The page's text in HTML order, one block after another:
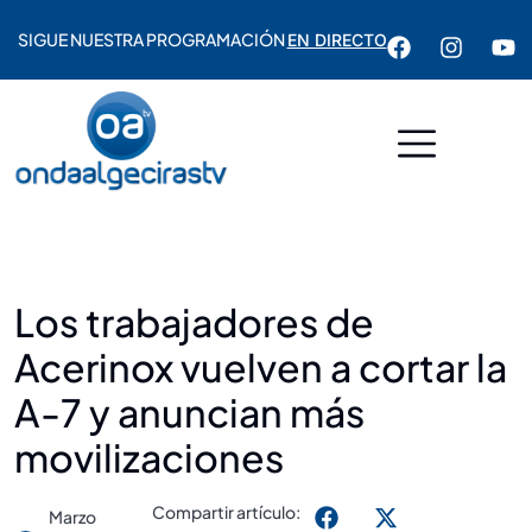
SIGUE NUESTRA PROGRAMACIÓNEN DIRECTO
Los trabajadores de
Acerinox vuelven a cortar la
A-7 y anuncian más
movilizaciones
Marzo
Compartir artículo: